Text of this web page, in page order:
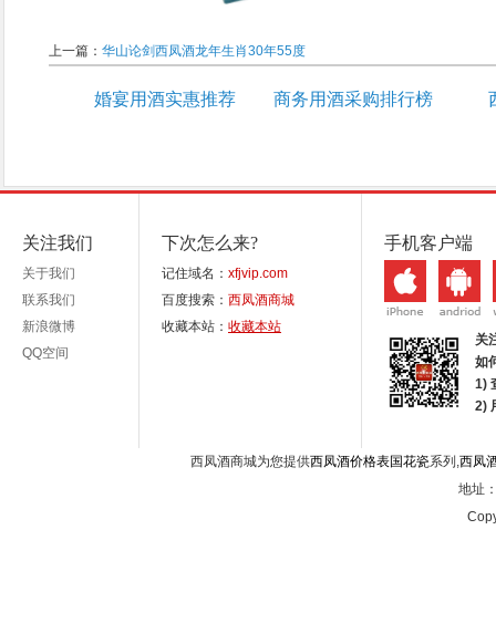
上一篇： 华山论剑西凤酒龙年生肖30年55度
婚宴用酒实惠推荐 商务用酒采购排行榜
关注我们
关于我们
联系我们
新浪微博
QQ空间
下次怎么来?
记住域名： xfjvip.com
百度搜索： 西凤酒商城
收藏本站： 收藏本站
手机客户端
关
如
1)
2)
西凤酒商城为您提供西凤酒价格表国花瓷系列, 西凤
地址